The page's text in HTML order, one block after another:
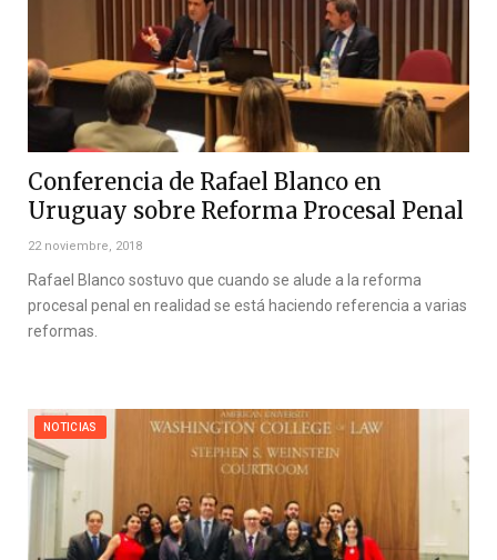
Conferencia de Rafael Blanco en
Uruguay sobre Reforma Procesal Penal
22 noviembre, 2018
Rafael Blanco sostuvo que cuando se alude a la reforma
procesal penal en realidad se está haciendo referencia a varias
reformas.
NOTICIAS